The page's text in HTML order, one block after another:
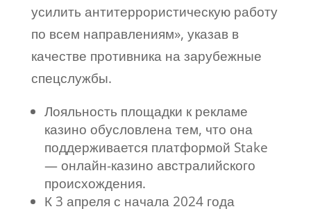
усилить антитеррористическую работу
по всем направлениям», указав в
качестве противника на зарубежные
спецслужбы.
Лояльность площадки к рекламе
казино обусловлена тем, что она
поддерживается платформой Stake
— онлайн-казино австралийского
происхождения.
К 3 апреля с начала 2024 года